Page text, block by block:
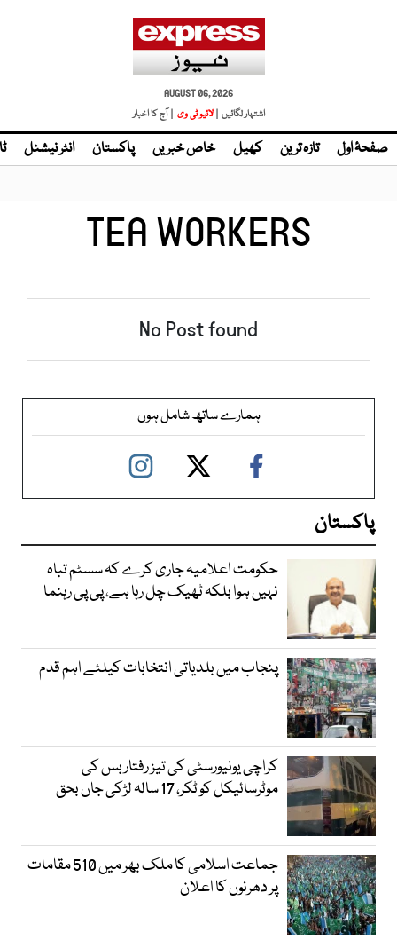
AUGUST 06, 2026
اشتہار لگائیں | لائیو ٹی وی | آج کا اخبار
صفحۂ اول تازہ ترین کھیل خاص خبریں پاکستان انٹر نیشنل
TEA WORKERS
No Post found
ہمارے ساتھ شامل ہوں
پاکستان
حکومت اعلامیہ جاری کرے کہ سسٹم تباہ
نہیں ہوا بلکہ ٹھیک چل رہا ہے، پی پی رہنما
پنجاب میں بلدیاتی انتخابات کیلئے اہم قدم
کراچی یونیورسٹی کی تیز رفتار بس کی
موٹرسائیکل کو ٹکر، 17 سالہ لڑکی جاں بحق
جماعت اسلامی کا ملک بھر میں 510 مقامات
پر دھرنوں کا اعلان